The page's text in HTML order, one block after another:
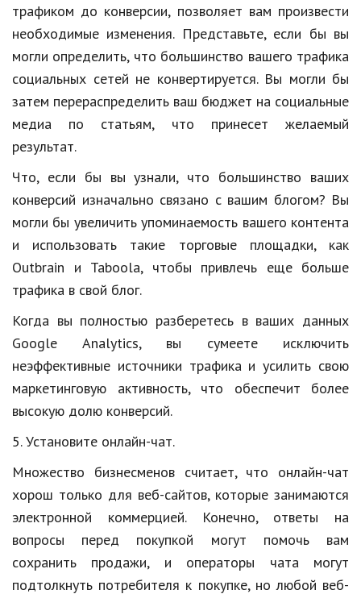
трафиком до конверсии, позволяет вам произвести
необходимые изменения. Представьте, если бы вы
могли определить, что большинство вашего трафика
социальных сетей не конвертируется. Вы могли бы
затем перераспределить ваш бюджет на социальные
медиа по статьям, что принесет желаемый
результат.
Что, если бы вы узнали, что большинство ваших
конверсий изначально связано с вашим блогом? Вы
могли бы увеличить упоминаемость вашего контента
и использовать такие торговые площадки, как
Outbrain и Taboola, чтобы привлечь еще больше
трафика в свой блог.
Когда вы полностью разберетесь в ваших данных
Google Analytics, вы сумеете исключить
неэффективные источники трафика и усилить свою
маркетинговую активность, что обеспечит более
высокую долю конверсий.
5. Установите онлайн-чат.
Множество бизнесменов считает, что онлайн-чат
хорош только для веб-сайтов, которые занимаются
электронной коммерцией. Конечно, ответы на
вопросы перед покупкой могут помочь вам
сохранить продажи, и операторы чата могут
подтолкнуть потребителя к покупке, но любой веб-